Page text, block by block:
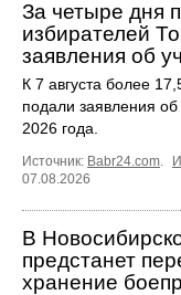
За четыре дня
избирателей
заявления об
К 7 августа более
подали заявления
2026 года.
Источник: Babr24.com
07.08.2026
В
предстанет
хранение